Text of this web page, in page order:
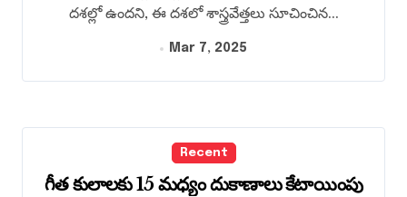
దశల్లో ఉందని, ఈ దశలో శాస్త్రవేత్తలు సూచించిన...
Mar 7, 2025
Recent
గీత కులాలకు 15 మధ్యం దుకాణాలు కేటాయింపు